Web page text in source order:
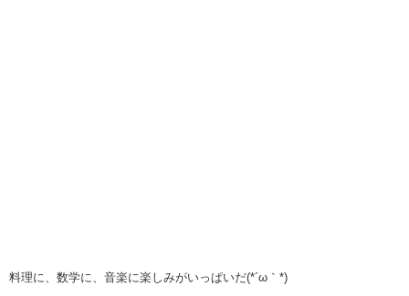
料理に、数学に、音楽に楽しみがいっぱいだ(*´ω｀*)